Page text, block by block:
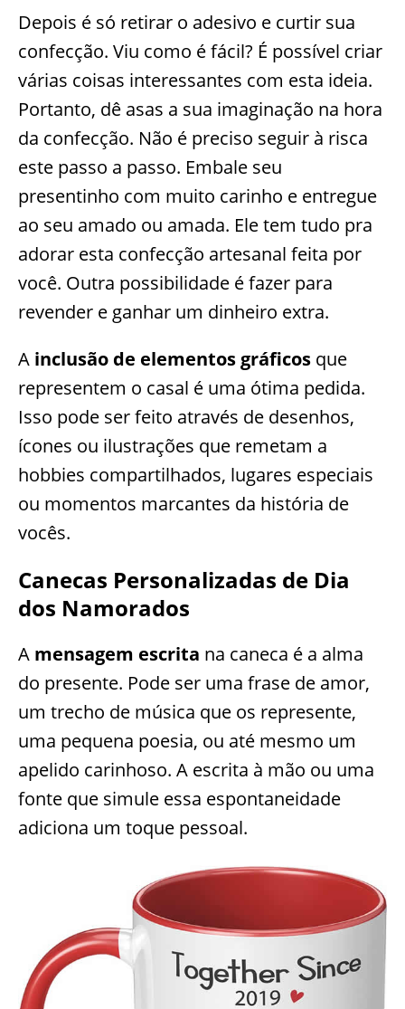
Depois é só retirar o adesivo e curtir sua
confecção. Viu como é fácil? É possível criar
várias coisas interessantes com esta ideia.
Portanto, dê asas a sua imaginação na hora
da confecção. Não é preciso seguir à risca
este passo a passo. Embale seu
presentinho com muito carinho e entregue
ao seu amado ou amada. Ele tem tudo pra
adorar esta confecção artesanal feita por
você. Outra possibilidade é fazer para
revender e ganhar um dinheiro extra.
A inclusão de elementos gráficos que
representem o casal é uma ótima pedida.
Isso pode ser feito através de desenhos,
ícones ou ilustrações que remetam a
hobbies compartilhados, lugares especiais
ou momentos marcantes da história de
vocês.
Canecas Personalizadas de Dia
dos Namorados
A mensagem escrita na caneca é a alma
do presente. Pode ser uma frase de amor,
um trecho de música que os represente,
uma pequena poesia, ou até mesmo um
apelido carinhoso. A escrita à mão ou uma
fonte que simule essa espontaneidade
adiciona um toque pessoal.